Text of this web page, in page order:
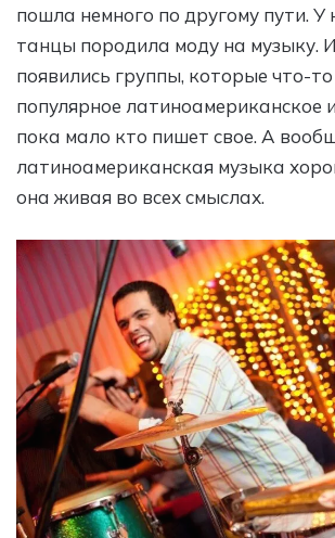
пошла немного по другому пути. У
танцы породила моду на музыку.
появились группы, которые что-
популярное латиноамериканское
пока мало кто пишет свое. А
латиноамериканская музыка
она живая во всех смыслах.